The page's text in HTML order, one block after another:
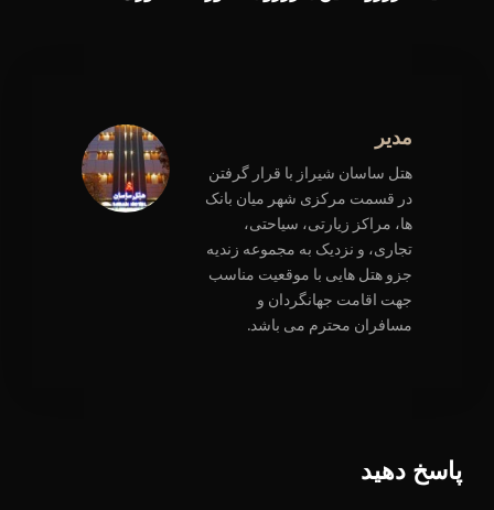
مدیر
هتل ساسان شیراز با قرار گرفتن
در قسمت مرکزی شهر میان بانک
ها، مراکز زیارتی، سیاحتی،
تجاری، و نزدیک به مجموعه زندیه
جزو هتل هایی با موقعیت مناسب
جهت اقامت جهانگردان و
مسافران محترم می باشد.
پاسخ دهید